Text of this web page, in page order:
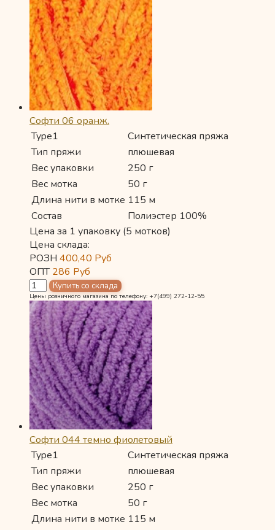
Софти 06 оранж.
Type1
Синтетическая пряжа
Тип пряжи
плюшевая
Вес упаковки
250 г
Вес мотка
50 г
Длина нити в мотке 115 м
Состав
Полиэстер 100%
Цена за 1 упаковку (5 мотков)
Цена склада:
РОЗН 400,40 Руб
ОПТ286 Руб
Цены розничного магазина по телефону: +7(499) 272-12-55
Софти 044 темно фиолетовый
Type1
Синтетическая пряжа
Тип пряжи
плюшевая
Вес упаковки
250 г
Вес мотка
50 г
Длина нити в мотке 115 м